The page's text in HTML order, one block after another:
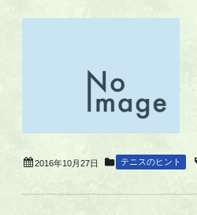
2016年10月27日 テニスのヒント